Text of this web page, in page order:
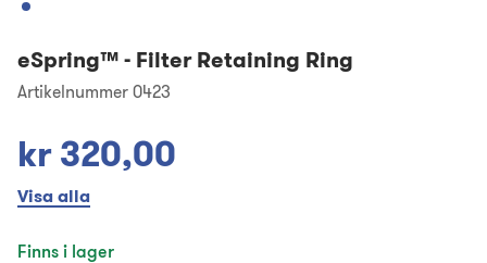
eSpring™- Filter Retaining Ring
Artikelnummer 0423
kr 320,00
Visa alla
Finns i lager